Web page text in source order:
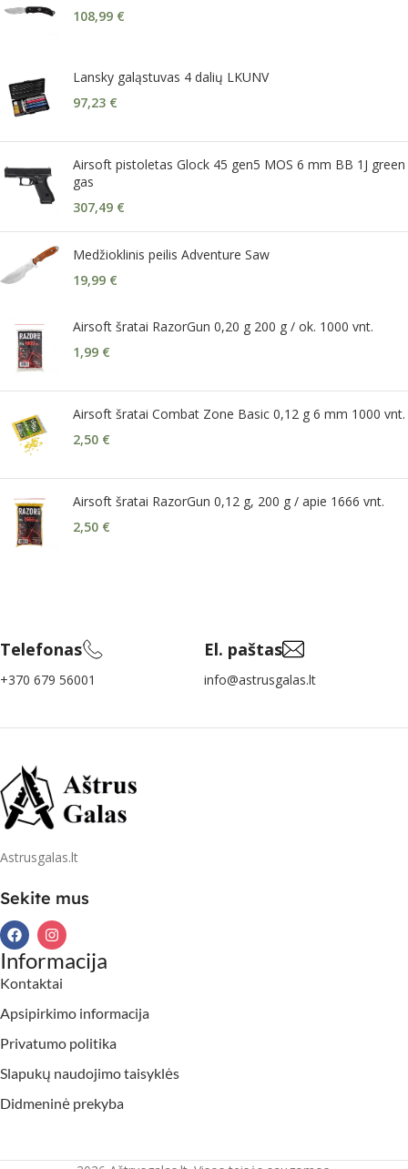
108,99 €
Lansky galąstuvas 4 dalių LKUNV
97,23 €
Airsoft pistoletas Glock 45 gen5 MOS 6 mm BB 1J green
gas
307,49 €
Medžioklinis peilis Adventure Saw
19,99 €
Airsoft šratai RazorGun 0,20 g 200 g / ok. 1000 vnt.
1,99 €
Airsoft šratai Combat Zone Basic 0,12 g 6 mm 1000 vnt.
2,50 €
Airsoft šratai RazorGun 0,12 g, 200 g / apie 1666 vnt.
2,50 €
Telefonas
+370 679 56001
El. paštas
info@astrusgalas.lt
Astrusgalas.lt
Sekite mus
Informacija
Kontaktai
Apsipirkimo informacija
Privatumo politika
Slapukų naudojimo taisyklės
Didmeninė prekyba